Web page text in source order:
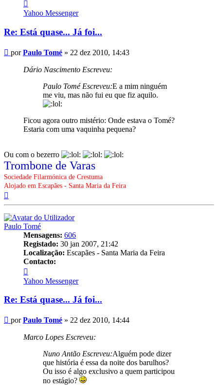
Paulo
Tomé
Yahoo Messenger
Re: Está quase... Já foi...
Mensagem
porPaulo Tomé » 22 dez 2010, 14:43
Dário Nascimento Escreveu:
Paulo Tomé Escreveu:E a mim ninguém
me viu, mas não fui eu que fiz aquilo.
Ficou agora outro mistério: Onde estava o Tomé?
Estaria com uma vaquinha pequena?
Ou com o bezerro
Trombone de Varas
Sociedade Filarmónica de Crestuma
Alojado em Escapães - Santa Maria da Feira
Paulo Tomé
Mensagens: 606
Registado: 30 jan 2007, 21:42
Localização: Escapães - Santa Maria da Feira
Contacto:
Paulo
Tomé
Yahoo Messenger
Re: Está quase... Já foi...
Mensagem
porPaulo Tomé » 22 dez 2010, 14:44
Marco Lopes Escreveu:
Nuno Antão Escreveu:Alguém pode dizer
que história é essa da noite dos barulhos?
Ou isso é algo exclusivo a quem participou
no estágio?